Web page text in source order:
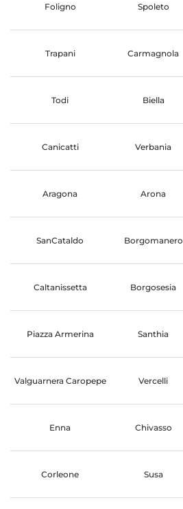
Foligno Spoleto
Trapani Carmagnola
Todi Biella
Canicatti Verbania
Aragona Arona
SanCataldo Borgomanero
Caltanissetta Borgosesia
Piazza Armerina Santhia
Valguarnera Caropepe Vercelli
Enna Chivasso
Corleone Susa